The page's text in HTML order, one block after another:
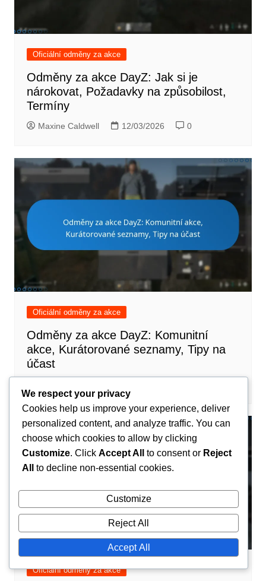
Oficiální odměny za akce
Odměny za akce DayZ: Jak si je
nárokovat, Požadavky na způsobilost,
Termíny
Maxine Caldwell 12/03/2026 0
Oficiální odměny za akce
Odměny za akce DayZ: Komunitní
akce, Kurátorované seznamy, Tipy na
účast
Oficiální odměny za akce
We respect your privacy
Cookies help us improve your experience, deliver
personalized content, and analyze traffic. You can
choose which cookies to allow by clicking
Customize. Click Accept All to consent or Reject
All
to decline non-essential cookies.
Customize
Reject All
Accept All